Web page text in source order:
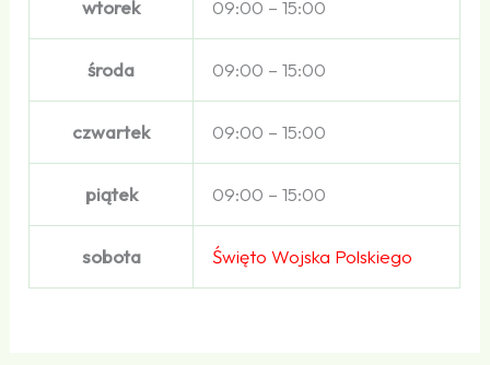
wtorek 09:00 – 15:00
środa 09:00 – 15:00
czwartek 09:00 – 15:00
piątek 09:00 – 15:00
sobota Święto Wojska Polskiego